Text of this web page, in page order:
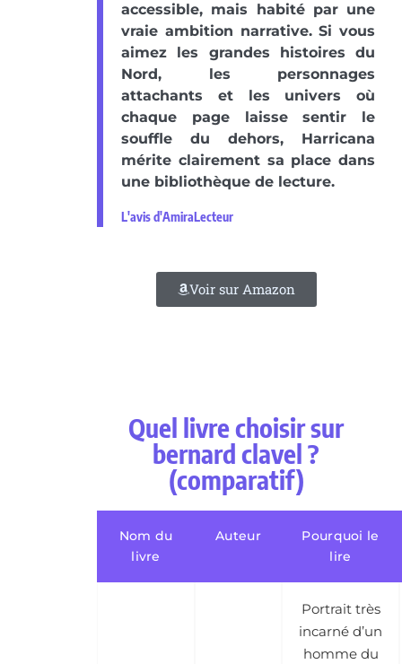
accessible, mais habité par une
vraie ambition narrative. Si vous
aimez les grandes histoires du
Nord, les personnages
attachants et les univers où
chaque page laisse sentir le
souffle du dehors, Harricana
mérite clairement sa place dans
une bibliothèque de lecture.
L'avis d'AmiraLecteur
Voir sur Amazon
Quel livre choisir sur
bernard clavel ?
(comparatif)
Nom du
livre
Auteur
Pourquoi le
lire
Portrait très
incarné d’un
homme du